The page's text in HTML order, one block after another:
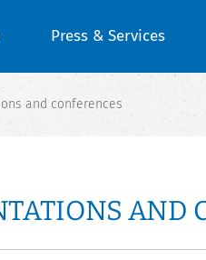
Press & Services
and conferences
AND